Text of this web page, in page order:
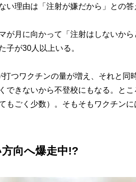
い理由は「注射が嫌だから」との答
が月に向かって「注射はしないか
子が30人以上いる。
打つワクチンの量が増え、それと同
できないから不登校にもなる。と
もごく少数）。そもそもワクチン
向へ爆走中!?